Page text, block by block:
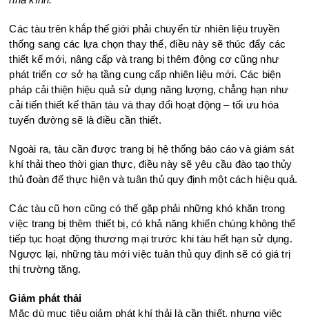
Các tàu trên khắp thế giới phải chuyển từ nhiên liệu truyền
thống sang các lựa chọn thay thế, điều này sẽ thúc đẩy các
thiết kế mới, nâng cấp và trang bị thêm động cơ cũng như
phát triển cơ sở hạ tầng cung cấp nhiên liệu mới. Các biện
pháp cải thiện hiệu quả sử dụng năng lượng, chẳng hạn như
cải tiến thiết kế thân tàu và thay đổi hoạt động – tối ưu hóa
tuyến đường sẽ là điều cần thiết.
Ngoài ra, tàu cần được trang bị hệ thống báo cáo và giám sát
khí thải theo thời gian thực, điều này sẽ yêu cầu đào tạo thủy
thủ đoàn để thực hiện và tuân thủ quy định một cách hiệu quả.
Các tàu cũ hơn cũng có thể gặp phải những khó khăn trong
việc trang bị thêm thiết bị, có khả năng khiến chúng không thể
tiếp tục hoạt động thương mại trước khi tàu hết hạn sử dụng.
Ngược lại, những tàu mới việc tuân thủ quy định sẽ có giá trị
thị trường tăng.
Giảm phát thải
Mặc dù mục tiêu giảm phát khí thải là cần thiết, nhưng việc